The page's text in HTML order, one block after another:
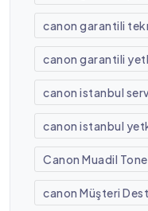
canon garantili
canon garantili
canon istanbul
canon istanbul
Canon Muadil
canon Müşteri